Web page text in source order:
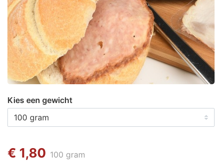
Kies een gewicht
€ 1,80 100 gram